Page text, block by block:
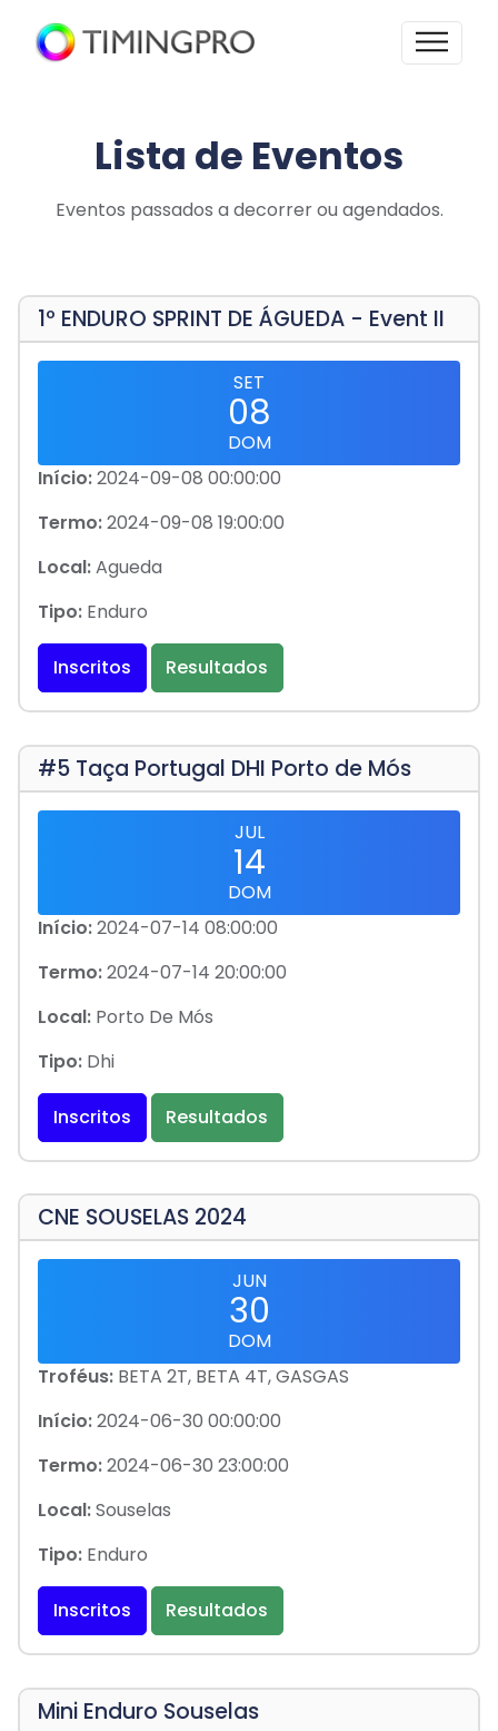
Lista de Eventos
Eventos passados a decorrer ou agendados.
1º ENDURO SPRINT DE ÁGUEDA - Event II
SET
08
DOM
Início:2024-09-08 00:00:00
Termo:2024-09-08 19:00:00
Local:Agueda
Tipo: Enduro
Inscritos Resultados
#5 Taça Portugal DHI Porto de Mós
JUL
14
DOM
Início:2024-07-14 08:00:00
Termo:2024-07-14 20:00:00
Local: Porto De Mós
Tipo: Dhi
Inscritos Resultados
CNE SOUSELAS 2024
JUN
30
DOM
Troféus: BETA 2T, BETA 4T, GASGAS
Início:2024-06-30 00:00:00
Termo:2024-06-30 23:00:00
Local:Souselas
Tipo: Enduro
Inscritos Resultados
Mini Enduro Souselas